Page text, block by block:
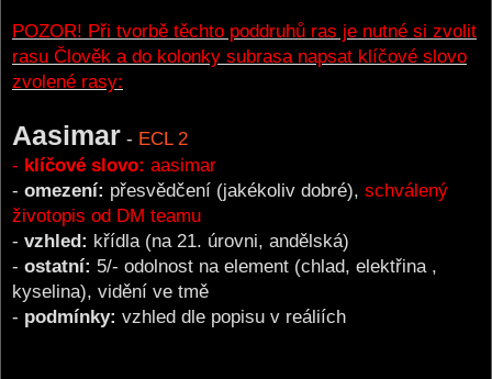
POZOR! Při tvorbě těchto poddruhů ras je nutné si zvolit
rasu Člověk a do kolonky subrasa napsat klíčové slovo
zvolené rasy:
Aasimar - ECL 2
- klíčové slovo: aasimar
- omezení: přesvědčení (jakékoliv dobré), schválený
životopis od DM teamu
- vzhled: křídla (na 21. úrovni, andělská)
- ostatní: 5/- odolnost na element (chlad, elektřina ,
kyselina), vidění ve tmě
- podmínky: vzhled dle popisu v reáliích